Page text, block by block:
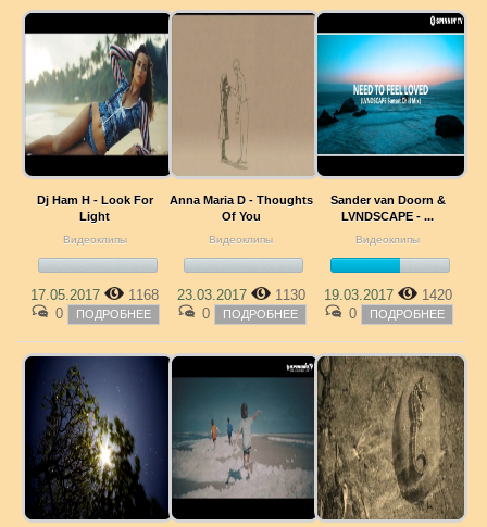
Dj Ham H - Look For
Light
Видеоклипы
17.05.2017
1168
0
ПОДРОБНЕЕ
Anna Maria D - Thoughts
Of You
Видеоклипы
23.03.2017
1130
0
ПОДРОБНЕЕ
Sander van Doorn &
LVNDSCAPE - ...
Видеоклипы
19.03.2017
1420
0
ПОДРОБНЕЕ